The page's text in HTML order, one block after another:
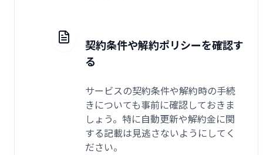
契約条件や解約ポリシーを確認す
る
サービスの契約条件や解約時の手続
きについても事前に確認しておきま
しょう。特に自動更新や解約金に関
する記載は見逃さないようにしてく
ださい。